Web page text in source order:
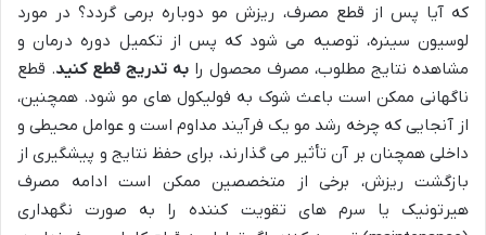
که آیا پس از قطع مصرف، ریزش مو دوباره برمی گردد؟ در مورد
لوسیون سینره، توصیه می شود که پس از تکمیل دوره درمان و
مشاهده نتایج مطلوب، مصرف محصول را به تدریج قطع کنید. قطع
ناگهانی ممکن است باعث شوک به فولیکول های مو شود. همچنین،
از آنجایی که چرخه رشد مو یک فرآیند مداوم است و عوامل محیطی و
داخلی همچنان بر آن تأثیر می گذارند، برای حفظ نتایج و پیشگیری از
بازگشت ریزش، برخی از متخصصین ممکن است ادامه مصرف
هیرتونیک یا سرم های تقویت کننده را به صورت نگهداری